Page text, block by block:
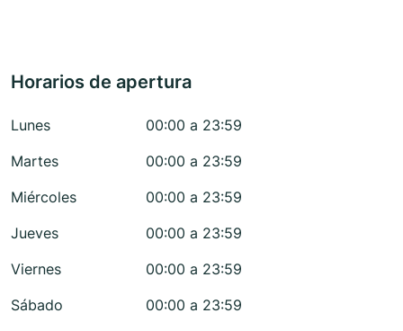
Horarios de apertura
Lunes
00:00 a 23:59
Martes
00:00 a 23:59
Miércoles
00:00 a 23:59
Jueves
00:00 a 23:59
Viernes
00:00 a 23:59
Sábado
00:00 a 23:59